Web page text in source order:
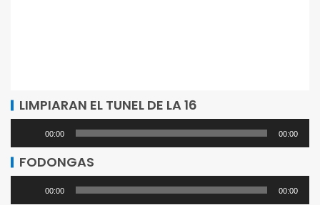
LIMPIARAN EL TUNEL DE LA 16
Reproductor
de
audio
00:00 00:00
FODONGAS
Reproductor
00:00 00:00